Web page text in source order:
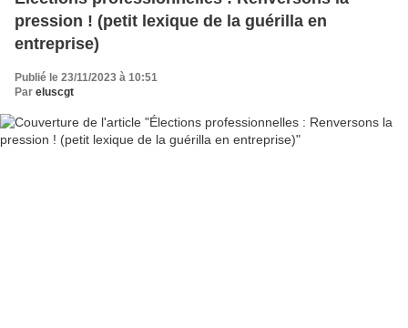
pression ! (petit lexique de la guérilla en
entreprise)
Publié le 23/11/2023 à 10:51
Par eluscgt